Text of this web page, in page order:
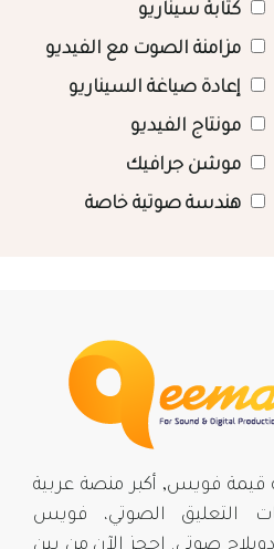
كتابة سيناريو
مزامنة الصوت مع الفيديو
إعادة صياغة السيناريو
مونتاج الفيديو
موشن جرافيك
هندسة صوتية خاصة
قيمة فويس, أكبر منصة عربية
التعليق الصوتي، فويس